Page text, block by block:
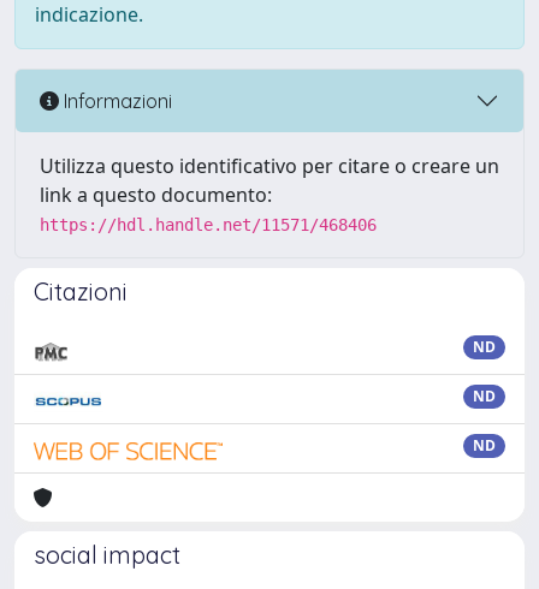
indicazione.
Informazioni
Utilizza questo identificativo per citare o creare un
link a questo documento:
https://hdl.handle.net/11571/468406
Citazioni
ND
ND
ND
social impact